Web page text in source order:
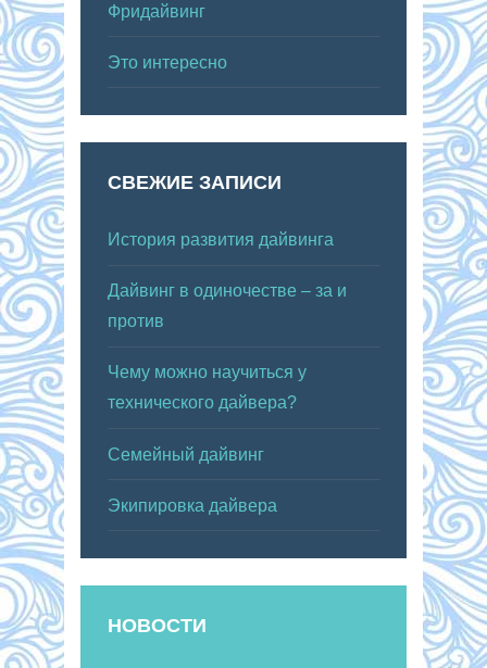
Фридайвинг
Это интересно
СВЕЖИЕ ЗАПИСИ
История развития дайвинга
Дайвинг в одиночестве – за и
против
Чему можно научиться у
технического дайвера?
Семейный дайвинг
Экипировка дайвера
НОВОСТИ